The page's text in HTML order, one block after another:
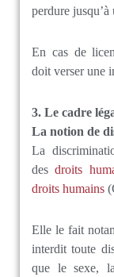
perdure
En cas de
doit verser une
3. Le cadre
La notion de
La
des droits
droits humains
Elle le fait
interdit toute
que le sexe,